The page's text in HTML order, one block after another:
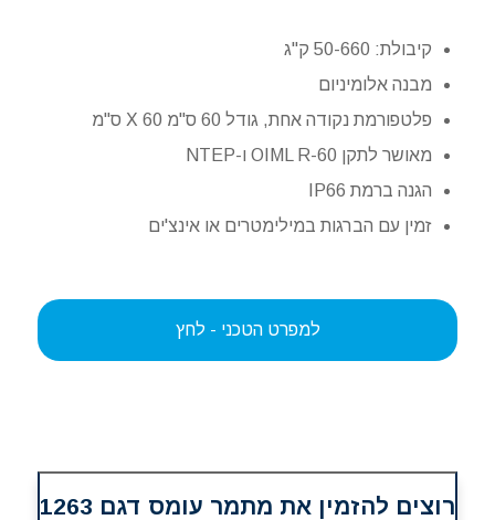
קיבולת: 50-660 ק"ג
מבנה אלומיניום
פלטפורמת נקודה אחת, גודל 60 ס"מ X 60 ס"מ
מאושר לתקן OIML R-60 ו-NTEP
הגנה ברמת IP66
זמין עם הברגות במילימטרים או אינצ'ים
למפרט הטכני - לחץ
רוצים להזמין את מתמר עומס דגם 1263